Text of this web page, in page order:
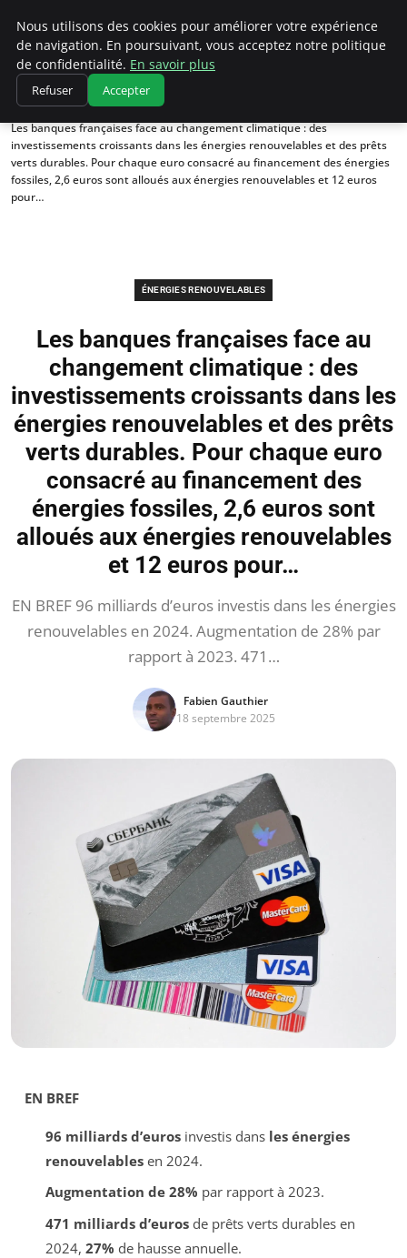
Climatedebtagents
Accueil
Énergies Renouvelables
Les banques françaises face au changement climatique : des
investissements croissants dans les énergies renouvelables et des prêts
verts durables. Pour chaque euro consacré au financement des énergies
fossiles, 2,6 euros sont alloués aux énergies renouvelables et 12 euros
pour…
ÉNERGIES RENOUVELABLES
Les banques françaises face au
changement climatique : des
investissements croissants dans les
énergies renouvelables et des prêts
verts durables. Pour chaque euro
consacré au financement des
énergies fossiles, 2,6 euros sont
alloués aux énergies renouvelables
et 12 euros pour…
EN BREF 96 milliards d’euros investis dans les énergies
renouvelables en 2024. Augmentation de 28% par
rapport à 2023. 471…
Fabien Gauthier
18 septembre 2025
EN BREF
96 milliards d’eurosinvestis dans les énergies
renouvelablesen 2024.
Augmentation de 28% par rapport à 2023.
471 milliards d’eurosde prêts verts durables en
2024, 27% de hausse annuelle.
Nous utilisons des cookies pour améliorer votre expérience
de navigation. En poursuivant, vous acceptez notre politique
de confidentialité. En savoir plus
Refuser Accepter